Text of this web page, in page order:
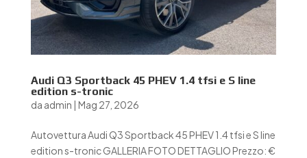
Audi Q3 Sportback 45 PHEV 1.4 tfsi e S line
edition s-tronic
da admin | Mag 27, 2026
Autovettura Audi Q3 Sportback 45 PHEV 1.4 tfsi e S line
edition s-tronic GALLERIA FOTO DETTAGLIO Prezzo: €